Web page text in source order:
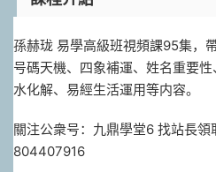
孫赫珑 易學高級班視頻課95集，
号碼天機、四象補運、姓名重要
水化解、易經生活運用等内容。
關注公衆号：九鼎學堂6 找站長領
804407916